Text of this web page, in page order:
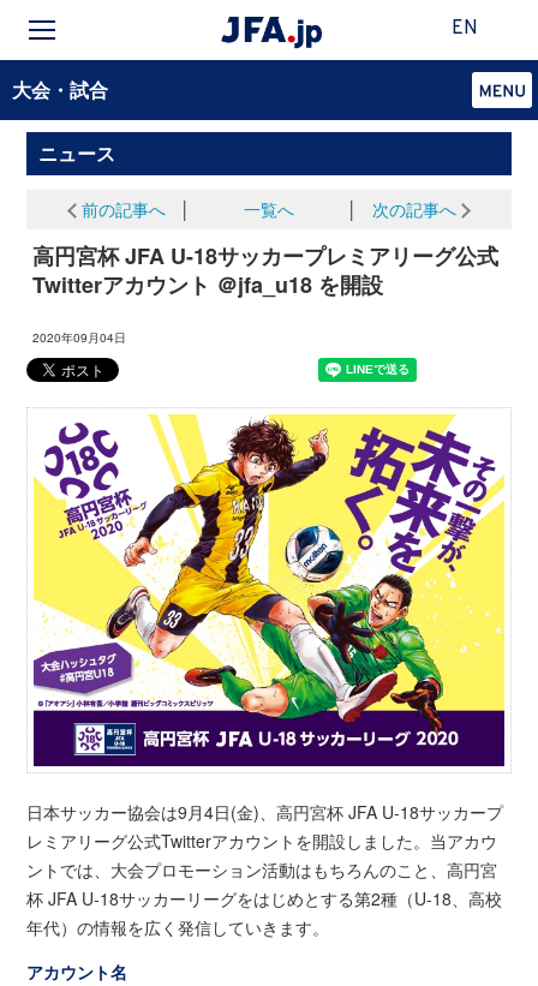
EN
大会・試合
ニュース
前の記事へ 一覧へ 次の記事へ
高円宮杯 JFA U-18サッカープレミアリーグ公式
Twitterアカウント ＠jfa_u18 を開設
2020年09月04日
日本サッカー協会は9月4日(金)、高円宮杯 JFA U-18サッカープ
レミアリーグ公式Twitterアカウントを開設しました。当アカウ
ントでは、大会プロモーション活動はもちろんのこと、高円宮
杯 JFA U-18サッカーリーグをはじめとする第2種（U-18、高校
年代）の情報を広く発信していきます。
アカウント名